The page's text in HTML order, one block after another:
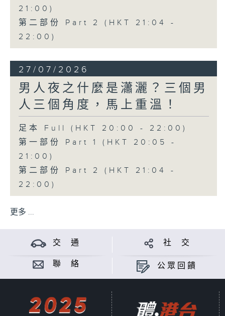
21:00)
第二部份 Part 2 (HKT 21:04 -
22:00)
27/07/2026
男人夜之什麼是瀟灑？三個男
人三個角度，馬上重溫！
足本 Full (HKT 20:00 - 22:00)
第一部份 Part 1 (HKT 20:05 -
21:00)
第二部份 Part 2 (HKT 21:04 -
22:00)
更多 ...
交 通 社 交
聯 絡 公眾回饋